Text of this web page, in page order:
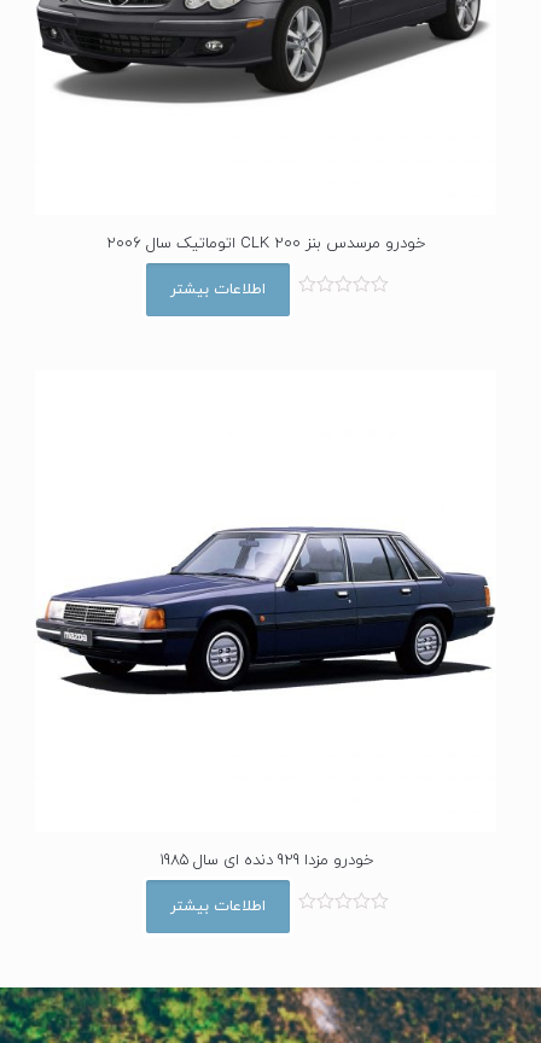
خودرو مرسدس بنز CLK 200 اتوماتیک سال 2006
اطلاعات بیشتر
خودرو مزدا 929 دنده ای سال 1985
ا
ز
0
اطلاعات بیشتر